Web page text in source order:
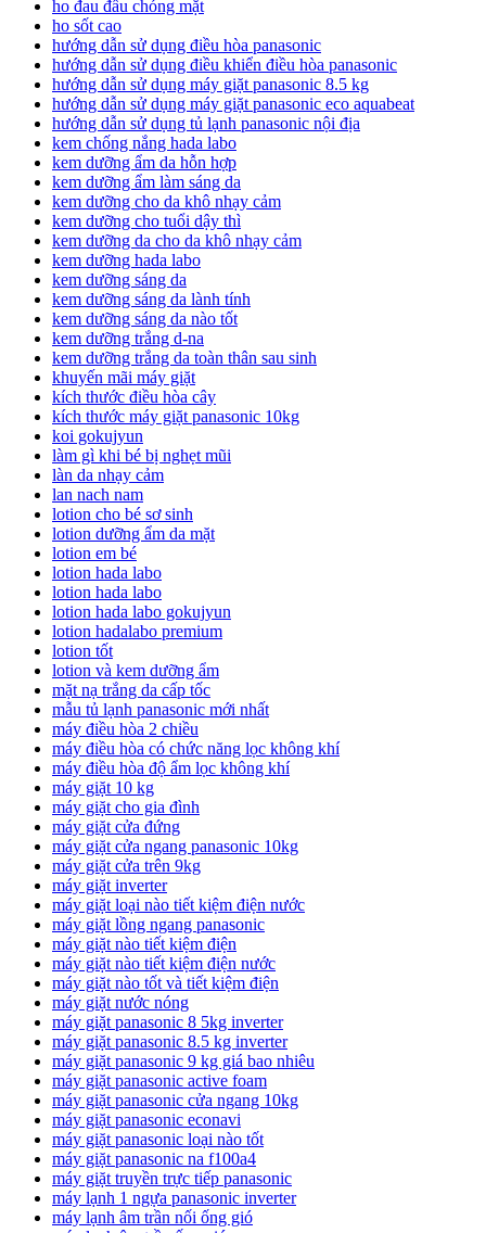
ho đau đầu chóng mặt
ho sốt cao
hướng dẫn sử dụng điều hòa panasonic
hướng dẫn sử dụng điều khiển điều hòa panasonic
hướng dẫn sử dụng máy giặt panasonic 8.5 kg
hướng dẫn sử dụng máy giặt panasonic eco aquabeat
hướng dẫn sử dụng tủ lạnh panasonic nội địa
kem chống nắng hada labo
kem dưỡng ẩm da hỗn hợp
kem dưỡng ẩm làm sáng da
kem dưỡng cho da khô nhạy cảm
kem dưỡng cho tuổi dậy thì
kem dưỡng da cho da khô nhạy cảm
kem dưỡng hada labo
kem dưỡng sáng da
kem dưỡng sáng da lành tính
kem dưỡng sáng da nào tốt
kem dưỡng trắng d-na
kem dưỡng trắng da toàn thân sau sinh
khuyến mãi máy giặt
kích thước điều hòa cây
kích thước máy giặt panasonic 10kg
koi gokujyun
làm gì khi bé bị nghẹt mũi
làn da nhạy cảm
lan nach nam
lotion cho bé sơ sinh
lotion dưỡng ẩm da mặt
lotion em bé
lotion hada labo
lotion hada labo
lotion hada labo gokujyun
lotion hadalabo premium
lotion tốt
lotion và kem dưỡng ẩm
mặt nạ trắng da cấp tốc
mẫu tủ lạnh panasonic mới nhất
máy điều hòa 2 chiều
máy điều hòa có chức năng lọc không khí
máy điều hòa độ ẩm lọc không khí
máy giặt 10 kg
máy giặt cho gia đình
máy giặt cửa đứng
máy giặt cửa ngang panasonic 10kg
máy giặt cửa trên 9kg
máy giặt inverter
máy giặt loại nào tiết kiệm điện nước
máy giặt lồng ngang panasonic
máy giặt nào tiết kiệm điện
máy giặt nào tiết kiệm điện nước
máy giặt nào tốt và tiết kiệm điện
máy giặt nước nóng
máy giặt panasonic 8 5kg inverter
máy giặt panasonic 8.5 kg inverter
máy giặt panasonic 9 kg giá bao nhiêu
máy giặt panasonic active foam
máy giặt panasonic cửa ngang 10kg
máy giặt panasonic econavi
máy giặt panasonic loại nào tốt
máy giặt panasonic na f100a4
máy giặt truyền trực tiếp panasonic
máy lạnh 1 ngựa panasonic inverter
máy lạnh âm trần nối ống gió